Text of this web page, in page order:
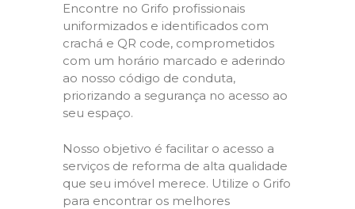
Encontre no Grifo profissionais
uniformizados e identificados com
crachá e QR code, comprometidos
com um horário marcado e aderindo
ao nosso código de conduta,
priorizando a segurança no acesso ao
seu espaço.
Nosso objetivo é facilitar o acesso a
serviços de reforma de alta qualidade
que seu imóvel merece. Utilize o Grifo
para encontrar os melhores